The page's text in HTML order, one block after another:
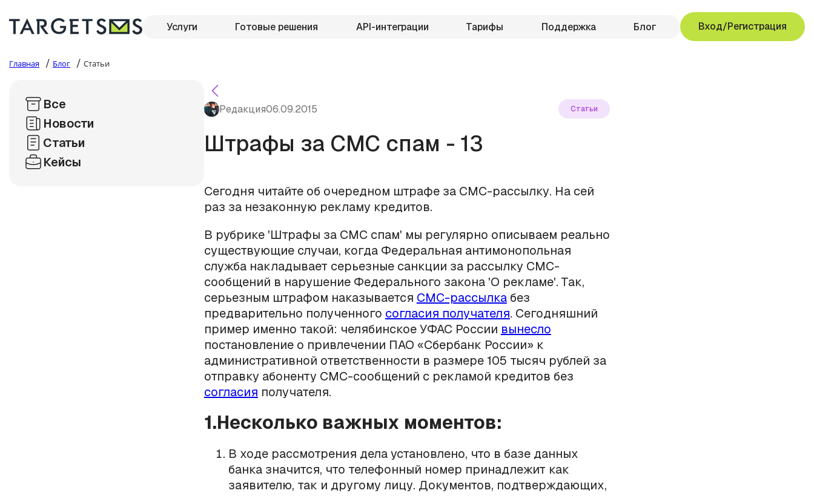
Услуги Готовые решения API-интеграции Тарифы Поддержка Блог Вход/Регистрация
Главная / Блог / Статьи
Все
Новости
Статьи
Кейсы
Редакция06.09.2015 Статьи
Штрафы за СМС спам - 13
Сегодня читайте об очередном штрафе за СМС-рассылку. На сей
раз за незаконную рекламу кредитов.
В рубрике 'Штрафы за СМС спам' мы регулярно описываем реально
существующие случаи, когда Федеральная антимонопольная
служба накладывает серьезные санкции за рассылку СМС-
сообщений в нарушение Федерального закона 'О рекламе'. Так,
серьезным штрафом наказывается СМС-рассылкабез
предварительно полученного согласия получателя. Сегодняшний
пример именно такой: челябинское УФАС России вынесло
постановление о привлечении ПАО «Сбербанк России» к
административной ответственности в размере 105 тысяч рублей за
отправку абоненту СМС-сообщений с рекламой кредитов без
согласия получателя.
1.Несколько важных моментов:
В ходе рассмотрения дела установлено, что в базе данных
банка значится, что телефонный номер принадлежит как
заявителю, так и другому лицу. Документов, подтверждающих,